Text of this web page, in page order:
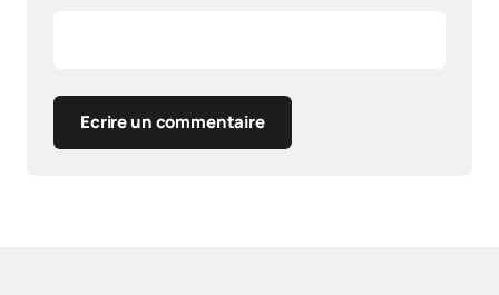
Ecrire un commentaire